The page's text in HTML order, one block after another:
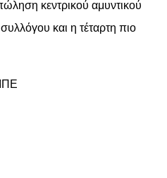
κεντρικού αμυντικού
και η τέταρτη πιο